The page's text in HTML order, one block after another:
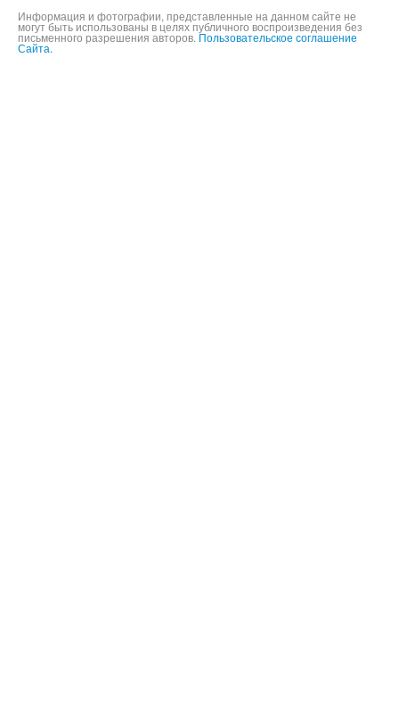
Информация и фотографии, представленные на данном сайте не
могут быть использованы в целях публичного воспроизведения без
письменного разрешения авторов. Пользовательское соглашение
Сайта.